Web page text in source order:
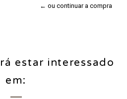
← ou continuar a compra
estar interessado
em: